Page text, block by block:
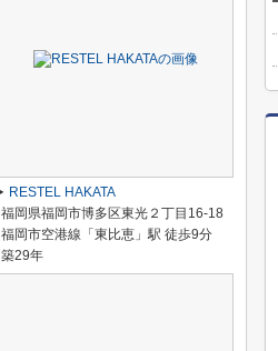
RESTEL HAKATA
福岡県福岡市博多区東光２丁目16-18
福岡市空港線「東比恵」駅 徒歩9分
築29年